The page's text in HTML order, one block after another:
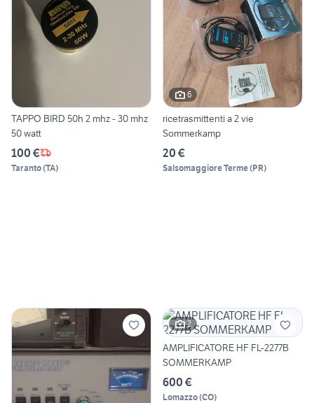
TAPPO BIRD 50h 2 mhz - 30 mhz
50 watt
100 €
Taranto(TA)
6
ricetrasmittenti a 2 vie
Sommerkamp
20 €
Salsomaggiore Terme(PR)
2
AMPLIFICATORE HF FL-2277B
SOMMERKAMP
600 €
Lomazzo(CO)